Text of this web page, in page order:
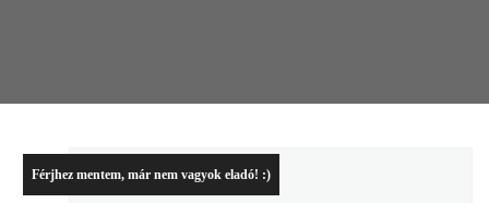
Férjhez mentem, már nem vagyok eladó! :)